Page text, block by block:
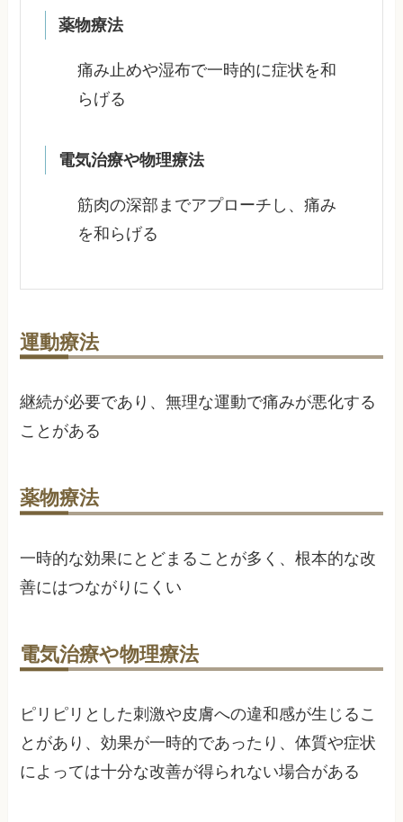
薬物療法
痛み止めや湿布で一時的に症状を和
らげる
電気治療や物理療法
筋肉の深部までアプローチし、痛み
を和らげる
運動療法
継続が必要であり、無理な運動で痛みが悪化する
ことがある
薬物療法
一時的な効果にとどまることが多く、根本的な改
善にはつながりにくい
電気治療や物理療法
ピリピリとした刺激や皮膚への違和感が生じるこ
とがあり、効果が一時的であったり、体質や症状
によっては十分な改善が得られない場合がある